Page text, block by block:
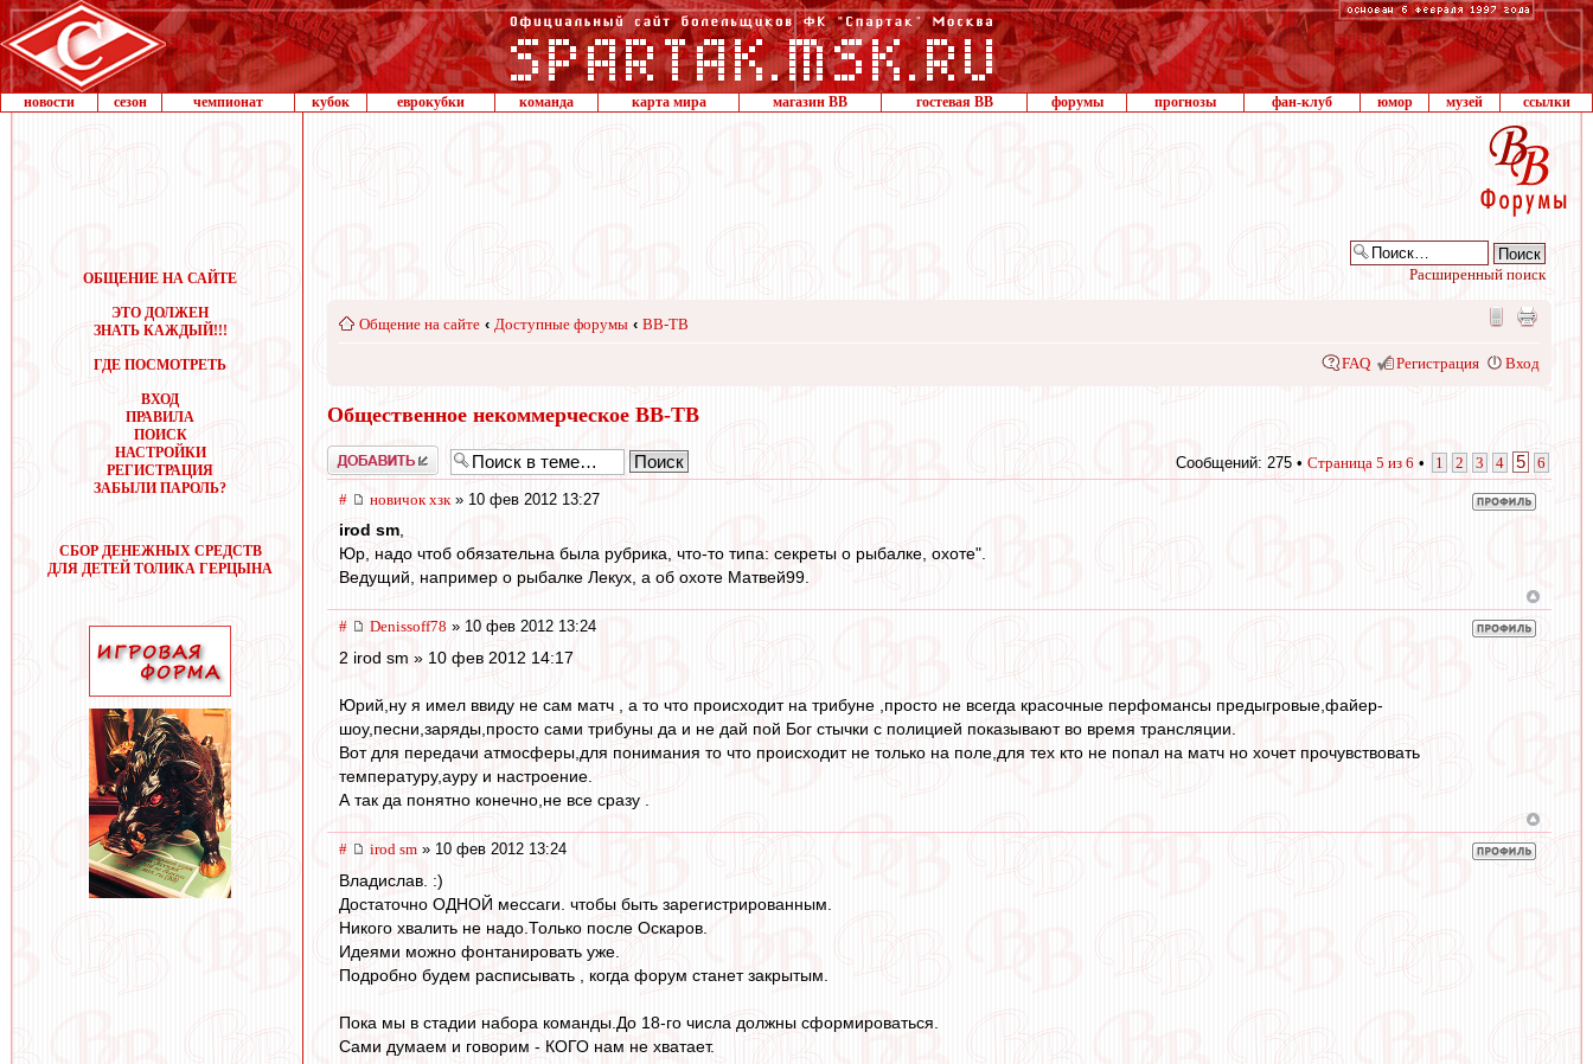
новости сезон чемпионат кубок еврокубки команда карта мира магазин ВВ гостевая ВВ форумы прогнозы фан-клуб юмор музей ссылки
ОБЩЕНИЕ НА САЙТЕ
ЭТО ДОЛЖЕН
ЗНАТЬ КАЖДЫЙ!!!
ГДЕ ПОСМОТРЕТЬ
ВХОД
ПРАВИЛА
ПОИСК
НАСТРОЙКИ
РЕГИСТРАЦИЯ
ЗАБЫЛИ ПАРОЛЬ?
СБОР ДЕНЕЖНЫХ СРЕДСТВ
ДЛЯ ДЕТЕЙ ТОЛИКА ГЕРЦЫНА
Расширенный поиск
Общение на сайте ‹ Доступные форумы ‹ ВВ-ТВ
FAQ Регистрация Вход
Общественное некоммерческое ВВ-ТВ
Добавить Сообщений: 275 • Страница 5 из 6 • 1 2 3 4 5 6
# новичок хзк » 10 фев 2012 13:27
irod sm,
Юр, надо чтоб обязательна была рубрика, что-то типа: секреты о рыбалке, охоте".
Ведущий, например о рыбалке Лекух, а об охоте Матвей99.
# Denissoff78 » 10 фев 2012 13:24
2 irod sm » 10 фев 2012 14:17
Юрий,ну я имел ввиду не сам матч , а то что происходит на трибуне ,просто не всегда красочные перфомансы предыгровые,файер-
шоу,песни,заряды,просто сами трибуны да и не дай пой Бог стычки с полицией показывают во время трансляции.
Вот для передачи атмосферы,для понимания то что происходит не только на поле,для тех кто не попал на матч но хочет прочувствовать
температуру,ауру и настроение.
А так да понятно конечно,не все сразу .
# irod sm » 10 фев 2012 13:24
Владислав. :)
Достаточно ОДНОЙ мессаги. чтобы быть зарегистрированным.
Никого хвалить не надо.Только после Оскаров.
Идеями можно фонтанировать уже.
Подробно будем расписывать , когда форум станет закрытым.
Пока мы в стадии набора команды.До 18-го числа должны сформироваться.
Сами думаем и говорим - КОГО нам не хватает.